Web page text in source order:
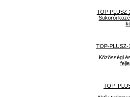
TOP-
Sukorói
TOP-PLUSZ-
Közösségi